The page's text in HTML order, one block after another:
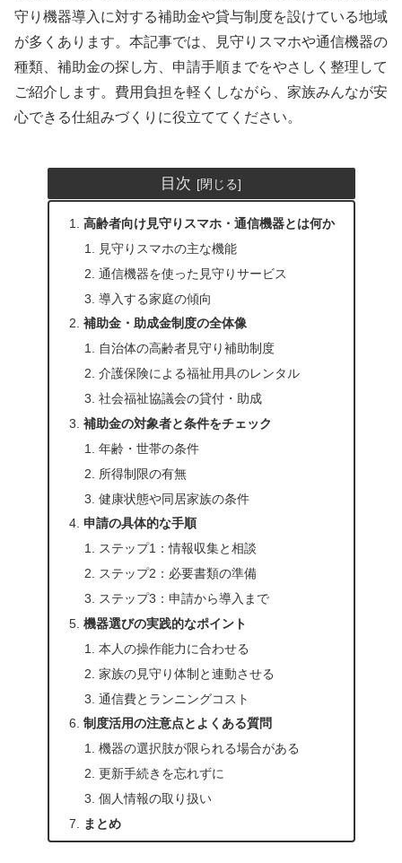
守り機器導入に対する補助金や貸与制度を設けている地域
が多くあります。本記事では、見守りスマホや通信機器の
種類、補助金の探し方、申請手順までをやさしく整理して
ご紹介します。費用負担を軽くしながら、家族みんなが安
心できる仕組みづくりに役立ててください。
目次
高齢者向け見守りスマホ・通信機器とは何か
見守りスマホの主な機能
通信機器を使った見守りサービス
導入する家庭の傾向
補助金・助成金制度の全体像
自治体の高齢者見守り補助制度
介護保険による福祉用具のレンタル
社会福祉協議会の貸付・助成
補助金の対象者と条件をチェック
年齢・世帯の条件
所得制限の有無
健康状態や同居家族の条件
申請の具体的な手順
ステップ1：情報収集と相談
ステップ2：必要書類の準備
ステップ3：申請から導入まで
機器選びの実践的なポイント
本人の操作能力に合わせる
家族の見守り体制と連動させる
通信費とランニングコスト
制度活用の注意点とよくある質問
機器の選択肢が限られる場合がある
更新手続きを忘れずに
個人情報の取り扱い
まとめ